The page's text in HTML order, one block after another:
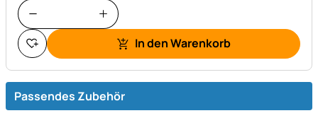
In den Warenkorb
Passendes Zubehör